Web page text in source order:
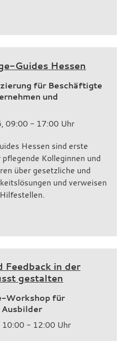
Guides Hessen
für Beschäftigte
und
09:00 - 17:00 Uhr
Hessen sind erste
Kolleginnen und
über gesetzliche und
und verweisen
Feedback in der
gestalten
Workshop für
10:00 - 12:00 Uhr